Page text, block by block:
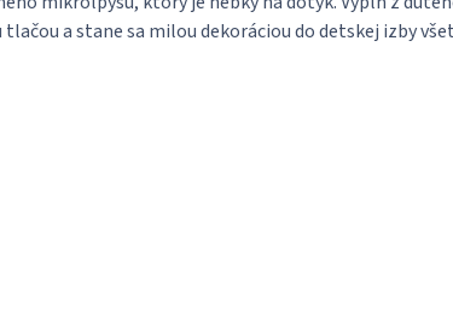
a stane sa milou dekoráciou do detskej izby